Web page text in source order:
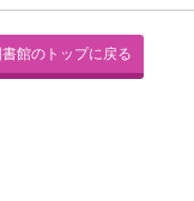
書館のトップに戻る